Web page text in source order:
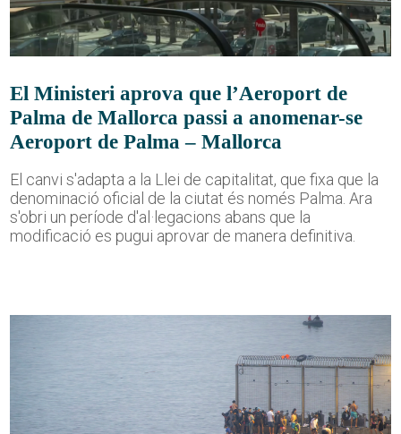
El Ministeri aprova que l’Aeroport de
Palma de Mallorca passi a anomenar-se
Aeroport de Palma – Mallorca
El canvi s'adapta a la Llei de capitalitat, que fixa que la
denominació oficial de la ciutat és només Palma. Ara
s'obri un període d'al·legacions abans que la
modificació es pugui aprovar de manera definitiva.